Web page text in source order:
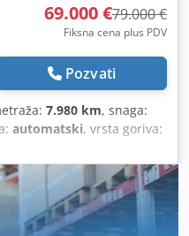
69.000 €79.000 €
Fiksna cena plus PDV
Pozvati
7.980 km, snaga:
automatski, vrsta goriva:
uređaj, = Dodatne opcije
- Servo upravljač -
24.000 kg
90%+++ +++Radna